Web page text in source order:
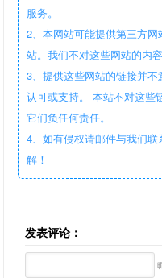
服务。
2、本网站可能提供第三方
站。我们不对这些网站的内容
3、提供这些网站的链接并
认可或支持。 本站不对这些
它们负任何责任。
4、如有侵权请邮件与我们
解！
发表评论：